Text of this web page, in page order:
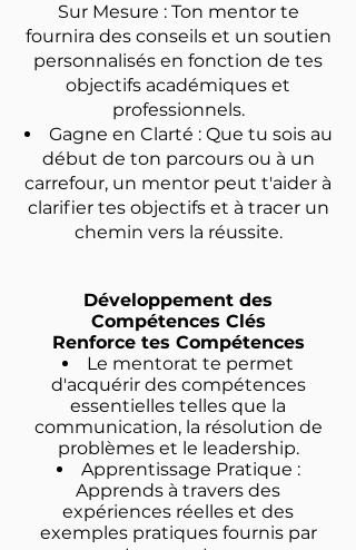
Sur Mesure : Ton mentor te
fournira des conseils et un soutien
personnalisés en fonction de tes
objectifs académiques et
professionnels.
Gagne en Clarté : Que tu sois au
début de ton parcours ou à un
carrefour, un mentor peut t'aider à
clarifier tes objectifs et à tracer un
chemin vers la réussite.
Développement des
Compétences Clés
Renforce tes Compétences
Le mentorat te permet
d'acquérir des compétences
essentielles telles que la
communication, la résolution de
problèmes et le leadership.
Apprentissage Pratique :
Apprends à travers des
expériences réelles et des
exemples pratiques fournis par